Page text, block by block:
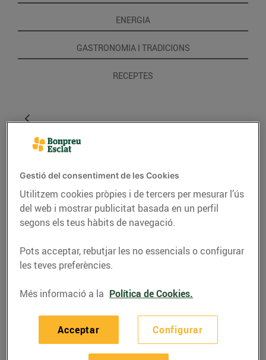
ENERGIA
GASTRONOMIA I TRADICIONS
RECEPTES
RECEPTES
19/de novembre/2021
Ingredients per a 30 croquetes:
oli d'oliva verge extra
Gestió del consentiment de les Cookies
Utilitzem cookies pròpies i de tercers per mesurar l’ús
del web i mostrar publicitat basada en un perfil
segons els teus hàbits de navegació.
Pots acceptar, rebutjar les no essencials o configurar
les teves preferències.
Més informació a la Política de Cookies.
Configurar
Acceptar